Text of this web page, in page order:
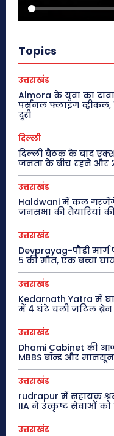
Topics
उत्तराखंड
Almora के युवा का
पर्सनल फ्लाइंग व्हीकल,
दूरी
दिल्ली
दिल्ली बैठक के बाद
जनता के बीच रहने और
उत्तराखंड
Haldwani में कल
जनसभा की तैयारियां
उत्तराखंड
Devprayag-पौड़ी मार्ग
5 की मौत, एक बच्चा
उत्तराखंड
Kedarnath Yatra में
में 4 घंटे चली जटिल ब्रेन
उत्तराखंड
Dhami Cabinet की
MBBS बॉन्ड और
उत्तराखंड
rudrapur में सहायक
IIA ने उत्कृष्ट सेवाओं को
उत्तराखंड